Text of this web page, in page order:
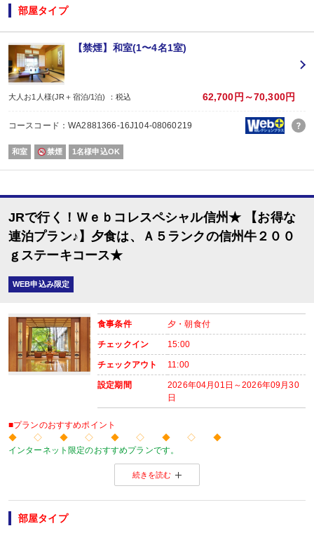
※
ご当地名産品キャンペーンサイト 詳しくはこちら
【おたのしみメニュー】
・貸切風呂45分1,000円でご利用ＯＫ（通常45分2,000円／チェックイン時先
・屋内プールご利用ＯＫ（通年）
・誕生日又は賀寿の方はケーキと記念写真付。結婚記念日の方はリキュール酒
※記念日前後二週間が宿泊期間中に含まれる場合に限ります。証明できるも
※予約条件入力の画面でチェックを入れて下さい。
おとな1名＋こども1名ご利用でも、お子様はこども代金でOK♪
※通常「おとな1名＋こども1名」で2名1室ご利用の場合、お子様はおとなと同
場所:
■朝食
場所:
レストラン（鹿鳴又は白雲）
内容:
部屋タイプ
【禁煙】和室(1〜4名1室)
大人お1人様(JR＋宿泊/1泊) ：税込 62,700円～70,300円
コースコード：WA2881366-16J104-08060219
和室 禁煙 1名様申込OK
JRで行く！Ｗｅｂコレスペシャル信州★ 【お得な
連泊プラン♪】夕食は、Ａ５ランクの信州牛２００
ｇステーキコース★
WEB申込み限定
食事条件 夕・朝食付
チェックイン 15:00
チェックアウト 11:00
設定期間
2026年04月01日～2026年09月30
日
■プランのおすすめポイント
◆ ◇ ◆ ◇ ◆ ◇ ◆ ◇ ◆
インターネット限定のおすすめプランです。
温泉旅館から市内のホテルまで人気のお宿をご用意！
※店頭・電話・メールでのお問合せや申込みは出来ません。
◆ ◇ ◆ ◇ ◆ ◇ ◆ ◇ ◆
【連泊がお得♪】
２泊以上でお申し込みできる、お得なプランです。
※１泊でのご予約はできません
続きを読む
部屋タイプ